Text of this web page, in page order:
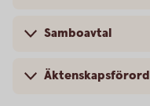
Samboavtal
Äktenskapsförord